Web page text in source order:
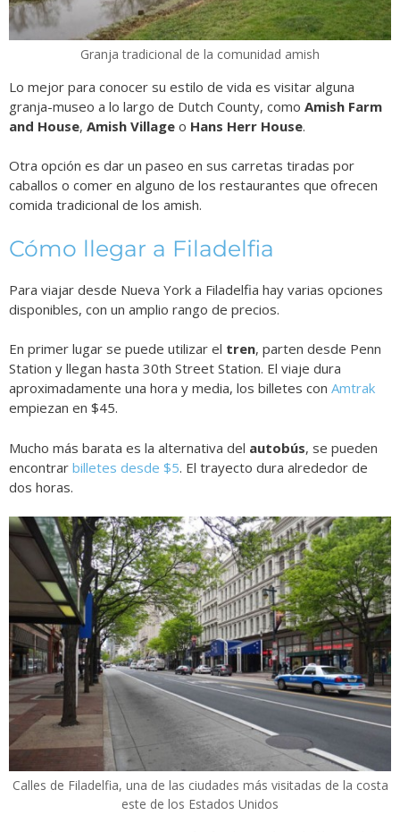
Granja tradicional de la comunidad amish
Lo mejor para conocer su estilo de vida es visitar alguna
granja-museo a lo largo de Dutch County, como Amish Farm
and House, Amish Village o Hans Herr House.
Otra opción es dar un paseo en sus carretas tiradas por
caballos o comer en alguno de los restaurantes que ofrecen
comida tradicional de los amish.
Cómo llegar a Filadelfia
Para viajar desde Nueva York a Filadelfia hay varias opciones
disponibles, con un amplio rango de precios.
En primer lugar se puede utilizar el tren, parten desde Penn
Station y llegan hasta 30th Street Station. El viaje dura
aproximadamente una hora y media, los billetes con Amtrak
empiezan en $45.
Mucho más barata es la alternativa del autobús, se pueden
encontrar billetes desde $5. El trayecto dura alrededor de
dos horas.
Calles de Filadelfia, una de las ciudades más visitadas de la costa
este de los Estados Unidos